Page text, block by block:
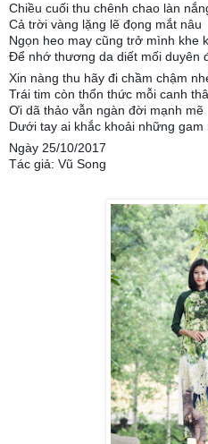
Chiều cuối thu chênh chao làn
Cả trời vàng lặng lẽ đọng mắt nâu
Ngọn heo may cũng trở mình khe
Để nhớ thương da diết mối duyên
Xin nàng thu hãy đi chầm chậm
Trái tim còn thổn thức mỗi canh
Ơi dã thảo vẫn ngàn đời mạnh mẽ
Dưới tay ai khắc khoải những gam
Ngày 25/10/2017
Tác giả: Vũ Song